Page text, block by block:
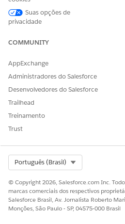
Suas opções de
privacidade
COMMUNITY
AppExchange
Administradores do Salesforce
Desenvolvedores do Salesforce
Trailhead
Treinamento
Trust
Português (Brasil)
© Copyright 2026, Salesforce.com Inc.
marcas comerciais dos respectivos
Salesforce Brasil, Av. Jornalista Roberto
Monções, São Paulo - SP, 04575-000 Brasil